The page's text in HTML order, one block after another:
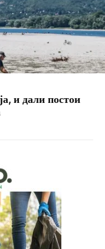
и дали постои